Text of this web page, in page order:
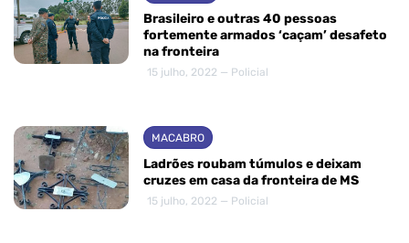
Brasileiro e outras 40 pessoas
fortemente armados ‘caçam’ desafeto
na fronteira
15 julho, 2022 — Policial
MACABRO
Ladrões roubam túmulos e deixam
cruzes em casa da fronteira de MS
15 julho, 2022 — Policial